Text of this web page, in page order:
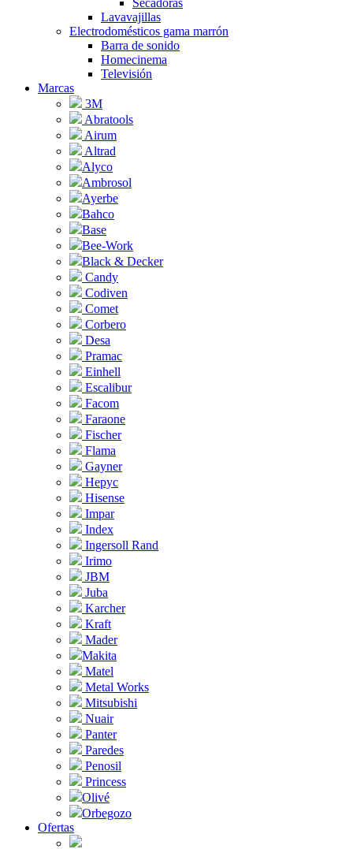
Lavavajillas
Electrodomésticos gama marrón
Barra de sonido
Homecinema
Televisión
Marcas
3M
Abratools
Airum
Altrad
Alyco
Ambrosol
Ayerbe
Bahco
Base
Bee-Work
Black & Decker
Candy
Codiven
Comet
Corbero
Desa
Pramac
Einhell
Escalibur
Facom
Faraone
Fischer
Flama
Gayner
Hepyc
Hisense
Impar
Index
Ingersoll Rand
Irimo
JBM
Juba
Karcher
Kraft
Mader
Makita
Matel
Metal Works
Mitsubishi
Nuair
Panter
Paredes
Penosil
Princess
Olivé
Orbegozo
Ofertas